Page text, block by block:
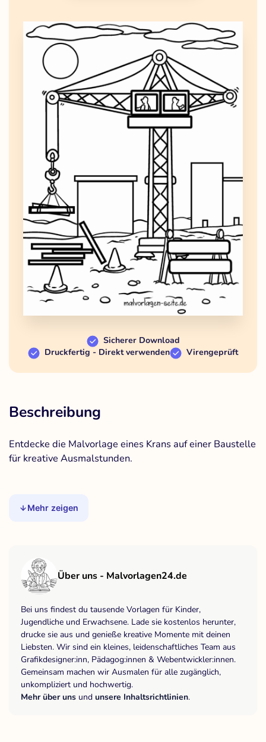
Sicherer Download
Druckfertig - Direkt verwenden
Virengeprüft
Beschreibung
Entdecke die Malvorlage eines Krans auf einer Baustelle
für kreative Ausmalstunden.
Mehr zeigen
Über uns - Malvorlagen24.de
Bei uns findest du tausende Vorlagen für Kinder,
Jugendliche und Erwachsene. Lade sie kostenlos herunter,
drucke sie aus und genieße kreative Momente mit deinen
Liebsten. Wir sind ein kleines, leidenschaftliches Team aus
Grafikdesigner:inn, Pädagog:innen & Webentwickler:innen.
Gemeinsam machen wir Ausmalen für alle zugänglich,
unkompliziert und hochwertig.
Mehr über uns und unsere Inhaltsrichtlinien.